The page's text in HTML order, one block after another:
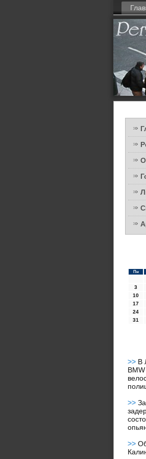
Пн
3
10
17
24
31
>> В
>>
>>